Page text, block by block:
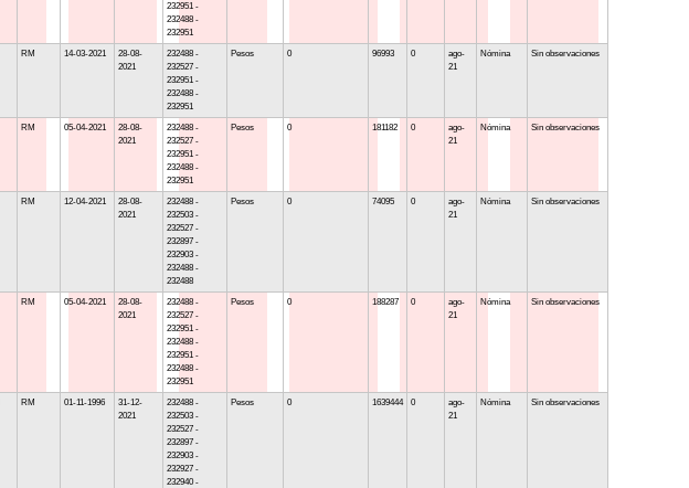
232951 -
232488 -
232951
RM 14-03-2021
28-08-
2021
232488 -
232527 -
232951 -
232488 -
232951
Pesos 0 96993 0
ago-
21
Nómina Sin observaciones
RM 05-04-2021
28-08-
2021
232488 -
232527 -
232951 -
232488 -
232951
Pesos 0 181182 0
ago-
21
Nómina Sin observaciones
RM 12-04-2021
28-08-
2021
232488 -
232503 -
232527 -
232897 -
232903 -
232488 -
232488
Pesos 0 74095 0
ago-
21
Nómina Sin observaciones
RM 05-04-2021
28-08-
2021
232488 -
232527 -
232951 -
232488 -
232951 -
232488 -
232951
Pesos 0 188287 0
ago-
21
Nómina Sin observaciones
RM 01-11-1996
31-12-
2021
232488 -
232503 -
232527 -
232897 -
232903 -
232927 -
232940 -
Pesos 0 1639444 0
ago-
21
Nómina Sin observaciones